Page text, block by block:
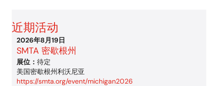
近期活动
2026年8月19日
SMTA 密歇根州
展位： 待定
美国密歇根州利沃尼亚
https://smta.org/event/michigan2026